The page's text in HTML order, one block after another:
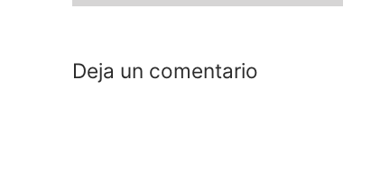
Deja un comentario